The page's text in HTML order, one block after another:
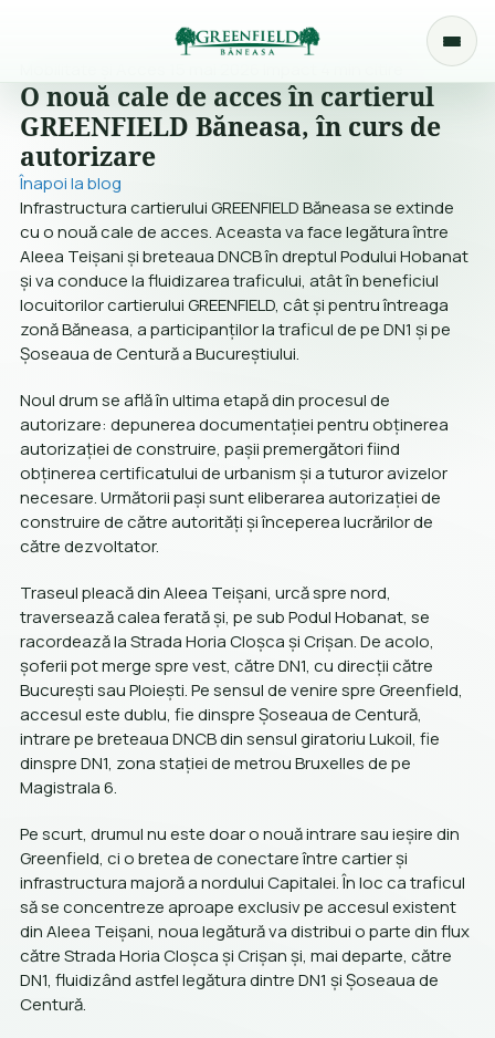
O nouă cale de acces în cartierul
GREENFIELD Băneasa, în curs de
autorizare
Înapoi la blog
Infrastructura cartierului GREENFIELD Băneasa se extinde
cu o nouă cale de acces. Aceasta va face legătura între
Aleea Teișani și breteaua DNCB în dreptul Podului Hobanat
și va conduce la fluidizarea traficului, atât în beneficiul
locuitorilor cartierului GREENFIELD, cât și pentru întreaga
zonă Băneasa, a participanților la traficul de pe DN1 și pe
Șoseaua de Centură a Bucureștiului.
Noul drum se află în ultima etapă din procesul de
autorizare: depunerea documentației pentru obținerea
autorizației de construire, pașii premergători fiind
obținerea certificatului de urbanism și a tuturor avizelor
necesare. Următorii pași sunt eliberarea autorizației de
construire de către autorități și începerea lucrărilor de
către dezvoltator.
Traseul pleacă din Aleea Teișani, urcă spre nord,
traversează calea ferată și, pe sub Podul Hobanat, se
racordează la Strada Horia Cloșca și Crișan. De acolo,
șoferii pot merge spre vest, către DN1, cu direcții către
București sau Ploiești. Pe sensul de venire spre Greenfield,
accesul este dublu, fie dinspre Șoseaua de Centură,
intrare pe breteaua DNCB din sensul giratoriu Lukoil, fie
dinspre DN1, zona stației de metrou Bruxelles de pe
Magistrala 6.
Pe scurt, drumul nu este doar o nouă intrare sau ieșire din
Greenfield, ci o bretea de conectare între cartier și
infrastructura majoră a nordului Capitalei. În loc ca traficul
să se concentreze aproape exclusiv pe accesul existent
din Aleea Teișani, noua legătură va distribui o parte din flux
către Strada Horia Cloșca și Crișan și, mai departe, către
DN1, fluidizând astfel legătura dintre DN1 și Șoseaua de
Centură.